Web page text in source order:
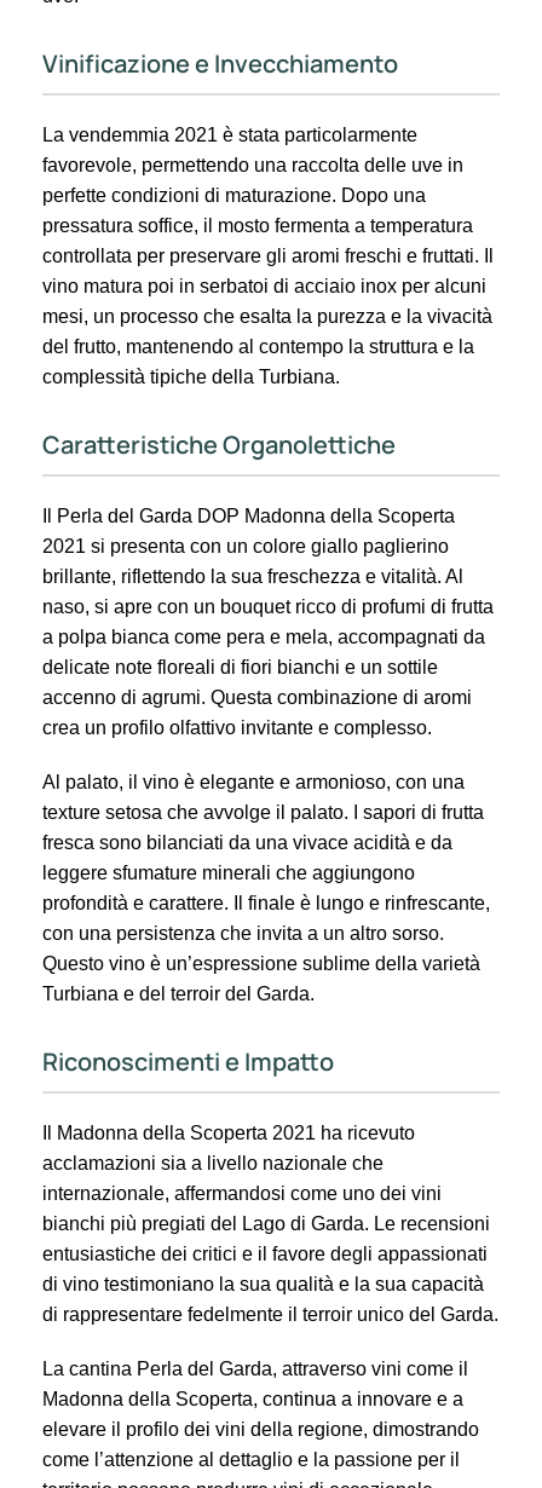
Vinificazione e Invecchiamento
La vendemmia 2021 è stata particolarmente
favorevole, permettendo una raccolta delle uve in
perfette condizioni di maturazione. Dopo una
pressatura soffice, il mosto fermenta a temperatura
controllata per preservare gli aromi freschi e fruttati. Il
vino matura poi in serbatoi di acciaio inox per alcuni
mesi, un processo che esalta la purezza e la vivacità
del frutto, mantenendo al contempo la struttura e la
complessità tipiche della Turbiana.
Caratteristiche Organolettiche
Il Perla del Garda DOP Madonna della Scoperta
2021 si presenta con un colore giallo paglierino
brillante, riflettendo la sua freschezza e vitalità. Al
naso, si apre con un bouquet ricco di profumi di frutta
a polpa bianca come pera e mela, accompagnati da
delicate note floreali di fiori bianchi e un sottile
accenno di agrumi. Questa combinazione di aromi
crea un profilo olfattivo invitante e complesso.
Al palato, il vino è elegante e armonioso, con una
texture setosa che avvolge il palato. I sapori di frutta
fresca sono bilanciati da una vivace acidità e da
leggere sfumature minerali che aggiungono
profondità e carattere. Il finale è lungo e rinfrescante,
con una persistenza che invita a un altro sorso.
Questo vino è un’espressione sublime della varietà
Turbiana e del terroir del Garda.
Riconoscimenti e Impatto
Il Madonna della Scoperta 2021 ha ricevuto
acclamazioni sia a livello nazionale che
internazionale, affermandosi come uno dei vini
bianchi più pregiati del Lago di Garda. Le recensioni
entusiastiche dei critici e il favore degli appassionati
di vino testimoniano la sua qualità e la sua capacità
di rappresentare fedelmente il terroir unico del Garda.
La cantina Perla del Garda, attraverso vini come il
Madonna della Scoperta, continua a innovare e a
elevare il profilo dei vini della regione, dimostrando
come l’attenzione al dettaglio e la passione per il